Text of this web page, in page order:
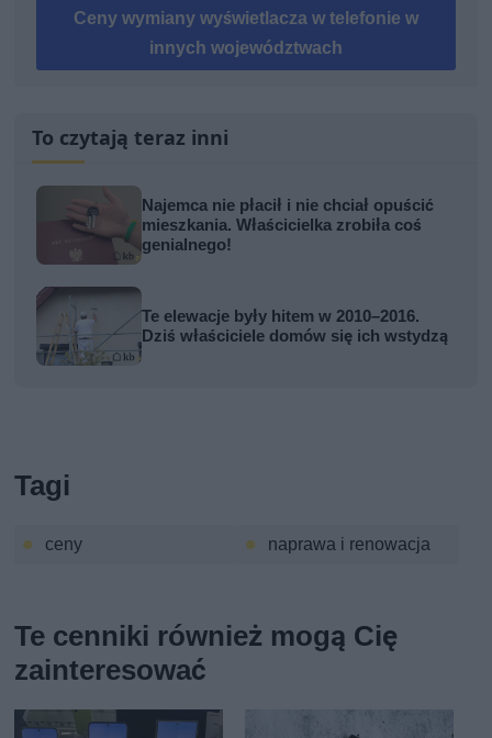
Ceny wymiany wyświetlacza w telefonie w
innych województwach
To czytają teraz inni
Najemca nie płacił i nie chciał opuścić
mieszkania. Właścicielka zrobiła coś
genialnego!
Te elewacje były hitem w 2010–2016.
Dziś właściciele domów się ich wstydzą
Tagi
ceny naprawa i renowacja
Te cenniki również mogą Cię
zainteresować